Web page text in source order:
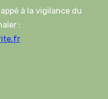
à la vigilance du
: